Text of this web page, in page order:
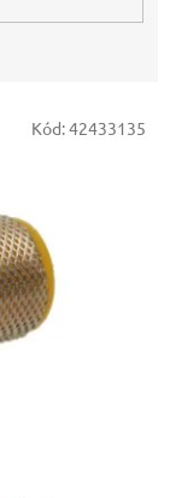
Kód:42433135